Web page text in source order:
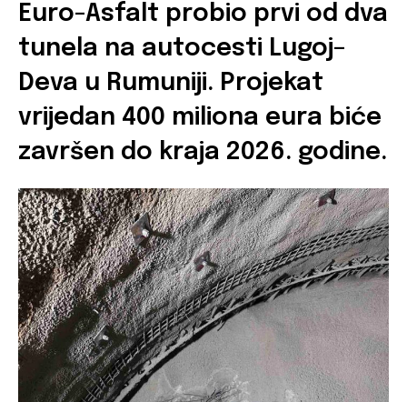
Euro-Asfalt probio prvi od dva
tunela na autocesti Lugoj–
Deva u Rumuniji. Projekat
vrijedan 400 miliona eura biće
završen do kraja 2026. godine.